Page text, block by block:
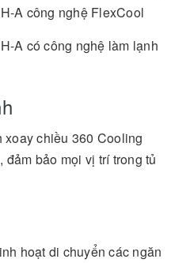
chiều 360 Cooling
bảo mọi vị trí trong tủ
hoạt di chuyển các ngăn